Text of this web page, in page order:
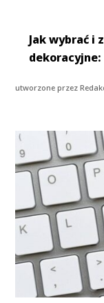
Jak wybrać i
utworzone przez